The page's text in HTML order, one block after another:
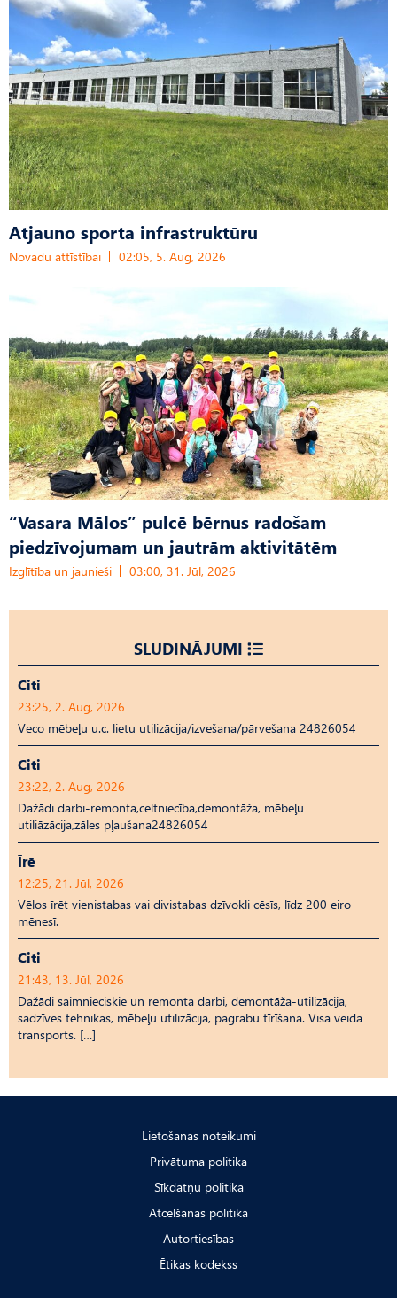
Atjauno sporta infrastruktūru
Novadu attīstībai 02:05, 5. Aug, 2026
“Vasara Mālos” pulcē bērnus radošam
piedzīvojumam un jautrām aktivitātēm
Izglītība un jaunieši 03:00, 31. Jūl, 2026
SLUDINĀJUMI
Citi
23:25, 2. Aug, 2026
Veco mēbeļu u.c. lietu utilizācija/izvešana/pārvešana 24826054
Citi
23:22, 2. Aug, 2026
Dažādi darbi-remonta,celtniecība,demontāža, mēbeļu
utiliāzācija,zāles pļaušana24826054
Īrē
12:25, 21. Jūl, 2026
Vēlos īrēt vienistabas vai divistabas dzīvokli cēsīs, līdz 200 eiro
mēnesī.
Citi
21:43, 13. Jūl, 2026
Dažādi saimnieciskie un remonta darbi, demontāža-utilizācija,
sadzīves tehnikas, mēbeļu utilizācija, pagrabu tīrīšana. Visa veida
transports. […]
Lietošanas noteikumi
Privātuma politika
Sīkdatņu politika
Atcelšanas politika
Autortiesības
Ētikas kodekss